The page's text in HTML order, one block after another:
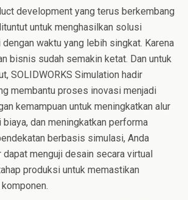
development yang terus berkembang
untuk menghasilkan solusi
waktu yang lebih singkat. Karena
bisnis sudah semakin ketat. Dan untuk
SOLIDWORKS Simulation hadir
membantu proses inovasi menjadi
kemampuan untuk meningkatkan alur
biaya, dan meningkatkan performa
berbasis simulasi, Anda
menguji desain secara virtual
produksi untuk memastikan